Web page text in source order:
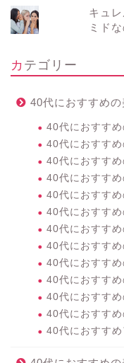
キュ
ミド
カテゴリー
40代におすすめの
40代におすす
40代におすす
40代におすす
40代におすす
40代におすす
40代におすす
40代におすす
40代におすす
40代におすす
40代におすす
40代におすす
40代におすす
40代におすす